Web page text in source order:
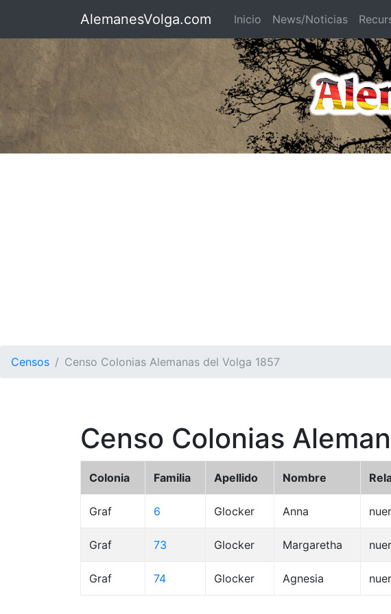
AlemanesVolga.com Inicio News/Noticias
Censos Censo Colonias Alemanas del Volga 1857
Censo Colonias
Colonia Familia Apellido Nombre
Graf 6 Glocker Anna
Graf 73 Glocker Margaretha
Graf 74 Glocker Agnesia